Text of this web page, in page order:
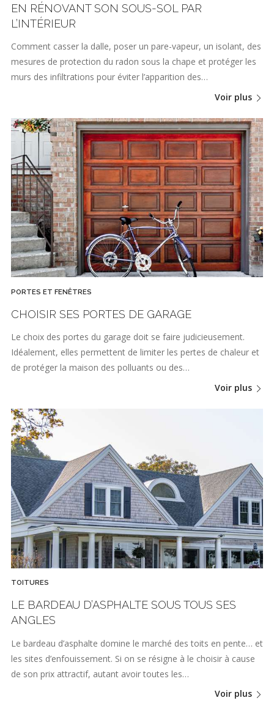
EN RÉNOVANT SON SOUS-SOL PAR
L’INTÉRIEUR
Comment casser la dalle, poser un pare-vapeur, un isolant, des
mesures de protection du radon sous la chape et protéger les
murs des infiltrations pour éviter l’apparition des…
Voir plus
PORTES ET FENÊTRES
CHOISIR SES PORTES DE GARAGE
Le choix des portes du garage doit se faire judicieusement.
Idéalement, elles permettent de limiter les pertes de chaleur et
de protéger la maison des polluants ou des…
Voir plus
TOITURES
LE BARDEAU D’ASPHALTE SOUS TOUS SES
ANGLES
Le bardeau d’asphalte domine le marché des toits en pente… et
les sites d’enfouissement. Si on se résigne à le choisir à cause
de son prix attractif, autant avoir toutes les…
Voir plus